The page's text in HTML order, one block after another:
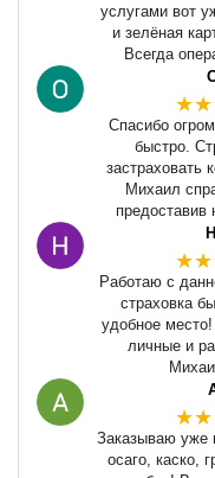
услугами вот
и зелёная
Всегда
Спасибо
быстро.
застраховать
Михаил
Работаю с
страховка
удобное
личные и
Заказываю уже
осаго, каско,